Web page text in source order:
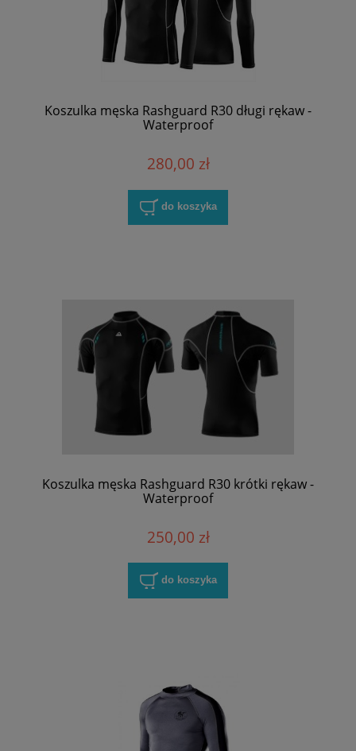
Koszulka męska Rashguard R30 długi rękaw -
Waterproof
280,00 zł
do koszyka
Koszulka męska Rashguard R30 krótki rękaw -
Waterproof
250,00 zł
do koszyka